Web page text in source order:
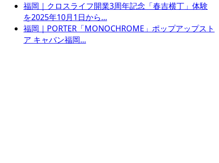
福岡｜クロスライフ開業3周年記念「春吉横丁」体験
を2025年10月1日から...
福岡｜PORTER「MONOCHROME」ポップアップスト
ア キャバン福岡...